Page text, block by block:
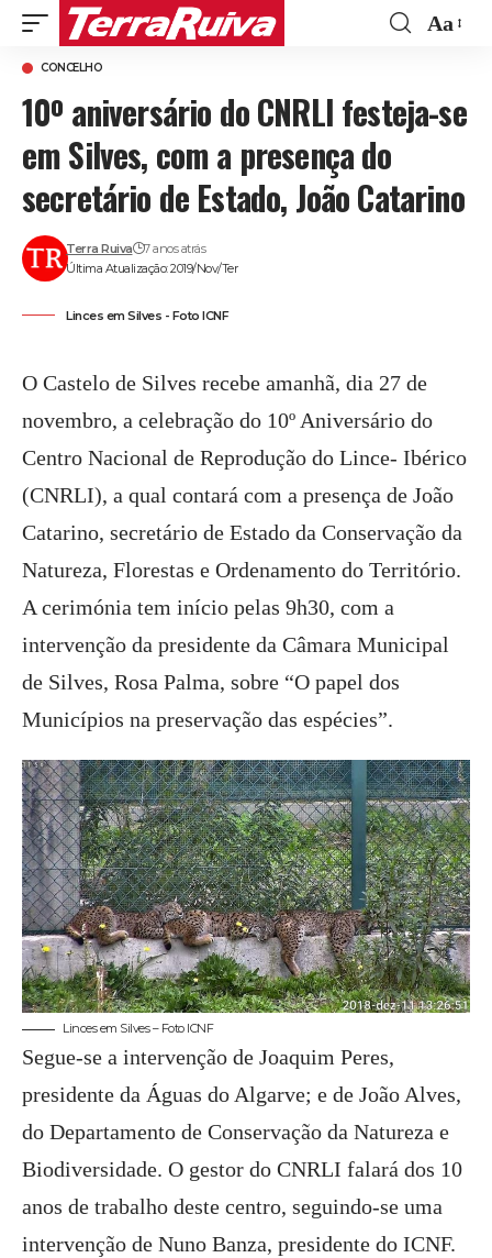
Aa
CONCELHO
10º aniversário do CNRLI festeja-se
em Silves, com a presença do
secretário de Estado, João Catarino
Última Atualização: 2019/Nov/Ter
Terra Ruiva 7 anos atrás
Linces em Silves - Foto ICNF
O Castelo de Silves recebe amanhã, dia 27 de
novembro, a celebração do 10º Aniversário do
Centro Nacional de Reprodução do Lince- Ibérico
(CNRLI), a qual contará com a presença de João
Catarino, secretário de Estado da Conservação da
Natureza, Florestas e Ordenamento do Território.
A cerimónia tem início pelas 9h30, com a
intervenção da presidente da Câmara Municipal
de Silves, Rosa Palma, sobre “O papel dos
Municípios na preservação das espécies”.
Linces em Silves – Foto ICNF
Segue-se a intervenção de Joaquim Peres,
presidente da Águas do Algarve; e de João Alves,
do Departamento de Conservação da Natureza e
Biodiversidade. O gestor do CNRLI falará dos 10
anos de trabalho deste centro, seguindo-se uma
intervenção de Nuno Banza, presidente do ICNF.